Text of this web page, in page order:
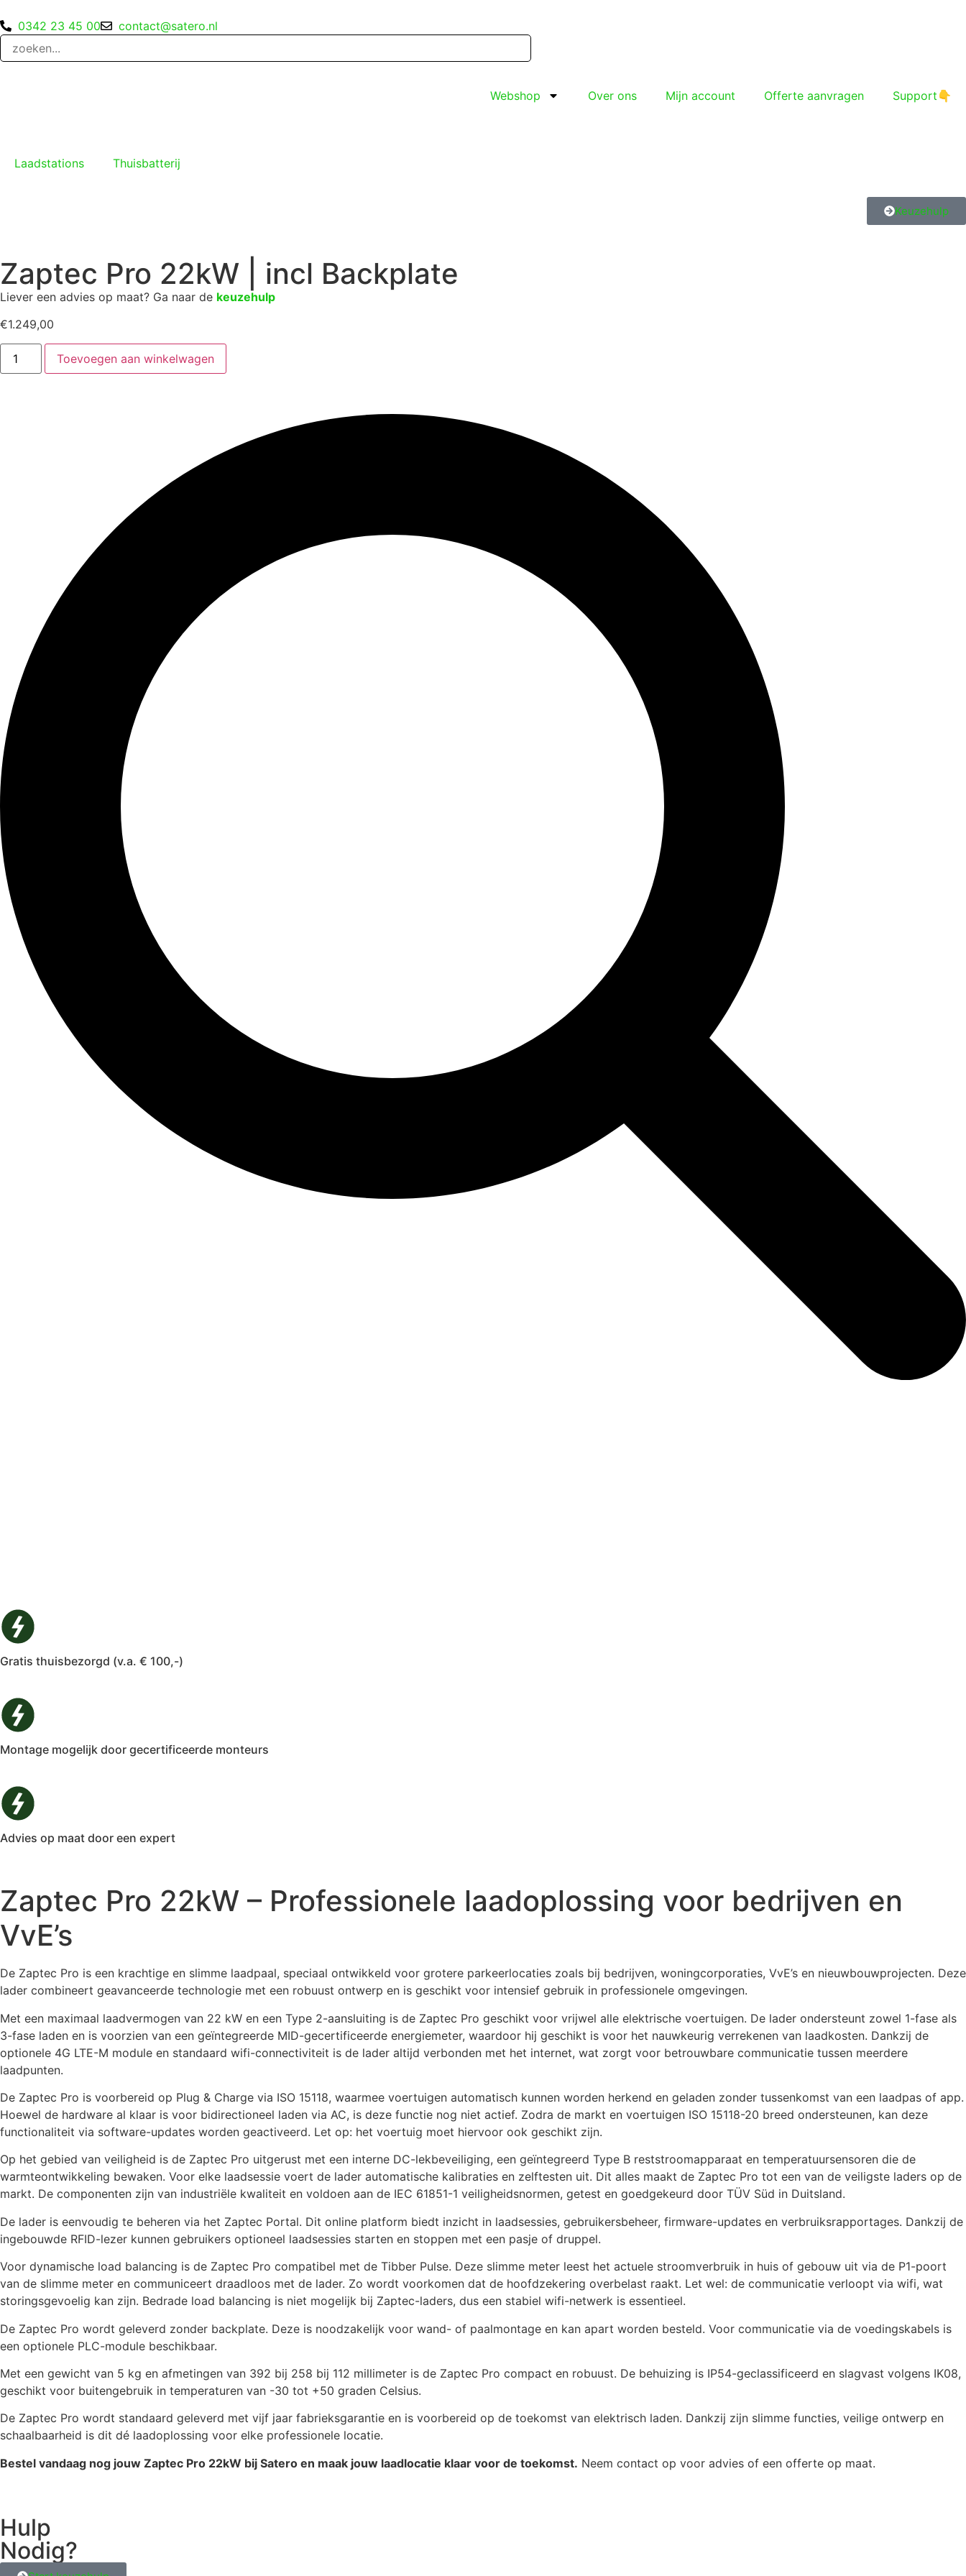
0342 23 45 00 contact@satero.nl
Webshop Over ons Mijn account Offerte aanvragen Support👇
Laadstations Thuisbatterij
Keuzehulp
Zaptec Pro 22kW | incl Backplate
Liever een advies op maat? Ga naar de keuzehulp
€1.249,00
Toevoegen aan winkelwagen
Gratis thuisbezorgd (v.a. € 100,-)
Montage mogelijk door gecertificeerde monteurs
Advies op maat door een expert
Zaptec Pro 22kW – Professionele laadoplossing voor bedrijven en
VvE’s
De Zaptec Pro is een krachtige en slimme laadpaal, speciaal ontwikkeld voor grotere parkeerlocaties zoals bij bedrijven, woningcorporaties, VvE’s en nieuwbouwprojecten. Deze
lader combineert geavanceerde technologie met een robuust ontwerp en is geschikt voor intensief gebruik in professionele omgevingen.
Met een maximaal laadvermogen van 22 kW en een Type 2-aansluiting is de Zaptec Pro geschikt voor vrijwel alle elektrische voertuigen. De lader ondersteunt zowel 1-fase als
3-fase laden en is voorzien van een geïntegreerde MID-gecertificeerde energiemeter, waardoor hij geschikt is voor het nauwkeurig verrekenen van laadkosten. Dankzij de
optionele 4G LTE-M module en standaard wifi-connectiviteit is de lader altijd verbonden met het internet, wat zorgt voor betrouwbare communicatie tussen meerdere
laadpunten.
De Zaptec Pro is voorbereid op Plug & Charge via ISO 15118, waarmee voertuigen automatisch kunnen worden herkend en geladen zonder tussenkomst van een laadpas of app.
Hoewel de hardware al klaar is voor bidirectioneel laden via AC, is deze functie nog niet actief. Zodra de markt en voertuigen ISO 15118-20 breed ondersteunen, kan deze
functionaliteit via software-updates worden geactiveerd. Let op: het voertuig moet hiervoor ook geschikt zijn.
Op het gebied van veiligheid is de Zaptec Pro uitgerust met een interne DC-lekbeveiliging, een geïntegreerd Type B reststroomapparaat en temperatuursensoren die de
warmteontwikkeling bewaken. Voor elke laadsessie voert de lader automatische kalibraties en zelftesten uit. Dit alles maakt de Zaptec Pro tot een van de veiligste laders op de
markt. De componenten zijn van industriële kwaliteit en voldoen aan de IEC 61851-1 veiligheidsnormen, getest en goedgekeurd door TÜV Süd in Duitsland.
De lader is eenvoudig te beheren via het Zaptec Portal. Dit online platform biedt inzicht in laadsessies, gebruikersbeheer, firmware-updates en verbruiksrapportages. Dankzij de
ingebouwde RFID-lezer kunnen gebruikers optioneel laadsessies starten en stoppen met een pasje of druppel.
Voor dynamische load balancing is de Zaptec Pro compatibel met de Tibber Pulse. Deze slimme meter leest het actuele stroomverbruik in huis of gebouw uit via de P1-poort
van de slimme meter en communiceert draadloos met de lader. Zo wordt voorkomen dat de hoofdzekering overbelast raakt. Let wel: de communicatie verloopt via wifi, wat
storingsgevoelig kan zijn. Bedrade load balancing is niet mogelijk bij Zaptec-laders, dus een stabiel wifi-netwerk is essentieel.
De Zaptec Pro wordt geleverd zonder backplate. Deze is noodzakelijk voor wand- of paalmontage en kan apart worden besteld. Voor communicatie via de voedingskabels is
een optionele PLC-module beschikbaar.
Met een gewicht van 5 kg en afmetingen van 392 bij 258 bij 112 millimeter is de Zaptec Pro compact en robuust. De behuizing is IP54-geclassificeerd en slagvast volgens IK08,
geschikt voor buitengebruik in temperaturen van -30 tot +50 graden Celsius.
De Zaptec Pro wordt standaard geleverd met vijf jaar fabrieksgarantie en is voorbereid op de toekomst van elektrisch laden. Dankzij zijn slimme functies, veilige ontwerp en
schaalbaarheid is dit dé laadoplossing voor elke professionele locatie.
Bestel vandaag nog jouw Zaptec Pro 22kW bij Satero en maak jouw laadlocatie klaar voor de toekomst. Neem contact op voor advies of een offerte op maat.
Hulp
Nodig?